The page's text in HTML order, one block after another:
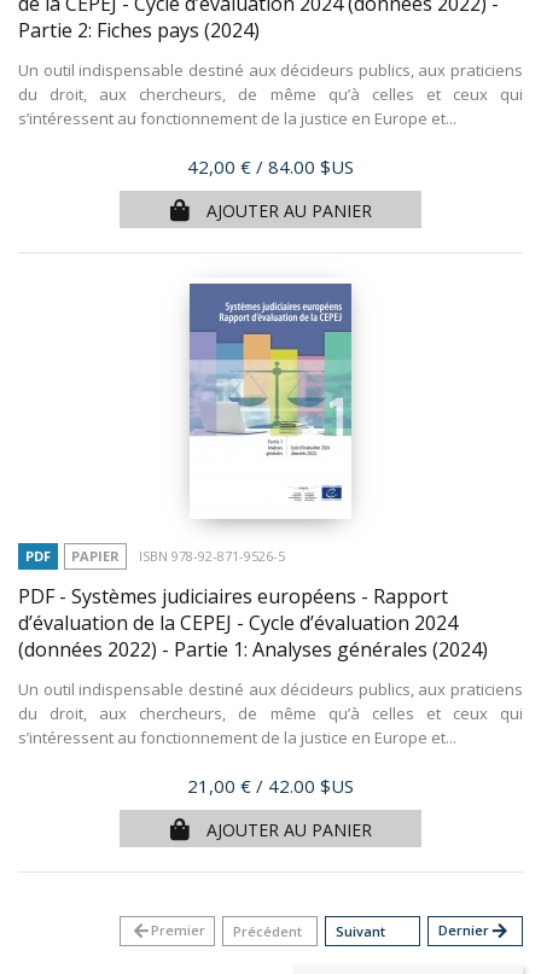
Partie 2: Fiches pays (2024)
Un outil indispensable destiné aux décideurs publics, aux praticiens
du droit, aux chercheurs, de même qu’à celles et ceux qui
s’intéressent au fonctionnement de la justice en Europe et...
Prix
42,00 € / 84.00 $US
AJOUTER AU PANIER
PDF PAPIER ISBN 978-92-871-9526-5
PDF - Systèmes judiciaires européens - Rapport
d’évaluation de la CEPEJ - Cycle d’évaluation 2024
(données 2022) - Partie 1: Analyses générales (2024)
Un outil indispensable destiné aux décideurs publics, aux praticiens
du droit, aux chercheurs, de même qu’à celles et ceux qui
s’intéressent au fonctionnement de la justice en Europe et...
Prix
21,00 € / 42.00 $US
AJOUTER AU PANIER
arrow_backPremier Précédent Suivant Dernierarrow_forward